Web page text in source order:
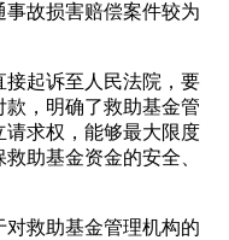
故损害赔偿案件较为
起诉至人民法院，要
，明确了救助基金管
求权，能够最大限度
助基金资金的安全、
对救助基金管理机构的